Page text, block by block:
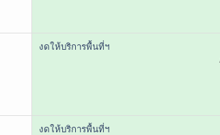
งดให้บริการพื้นที่ฯ
งดให้บริการพื้นที่ฯ